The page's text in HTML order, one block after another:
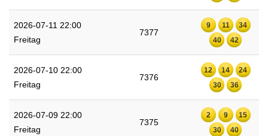
2026-07-11 22:00
Freitag
7377
9 11
34
40
42
2026-07-10 22:00
Freitag
7376
12 14
24
30
36
2026-07-09 22:00
Freitag
7375
2 9
15
30
40